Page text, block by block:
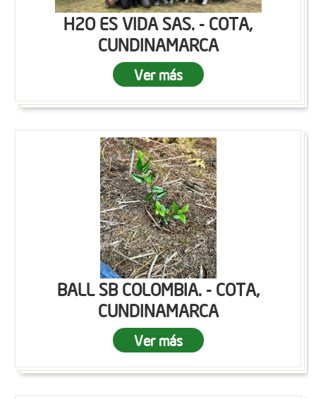
H2O ES VIDA SAS. - COTA,
CUNDINAMARCA
Ver más
BALL SB COLOMBIA. - COTA,
CUNDINAMARCA
Ver más